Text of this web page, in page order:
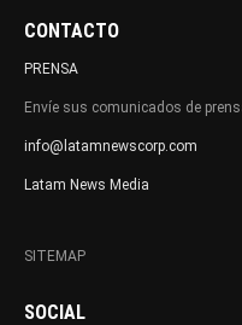
CONTACTO
PRENSA
Envíe sus comunicados de
info@latamnewscorp.com
Latam News Media
SITEMAP
SOCIAL